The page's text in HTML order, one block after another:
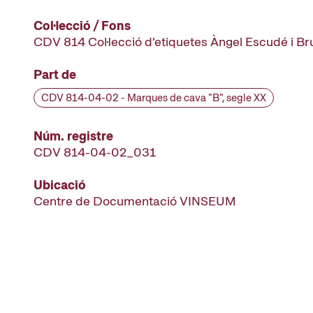
Col·lecció / Fons
CDV 814 Col·lecció d'etiquetes Àngel Escudé i
Part de
CDV 814-04-02 - Marques de cava "B", segle XX
Núm. registre
CDV 814-04-02_031
Ubicació
Centre de Documentació VINSEUM